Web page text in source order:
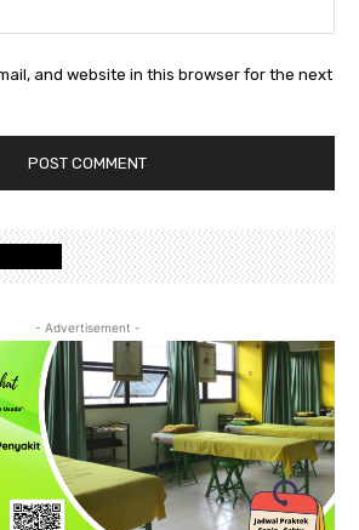
and website in this browser for the next
- Advertisement -